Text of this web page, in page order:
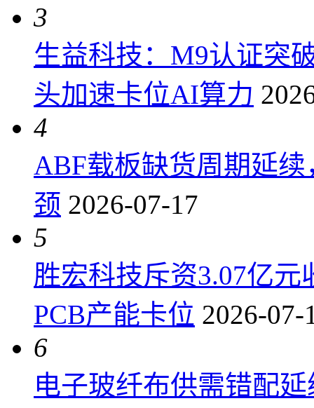
3
生益科技：M9认证突
头加速卡位AI算力
4
ABF载板缺货周期延
颈 2026-07-17
5
胜宏科技斥资3.07亿
PCB产能卡位 2026-07-
6
电子玻纤布供需错配